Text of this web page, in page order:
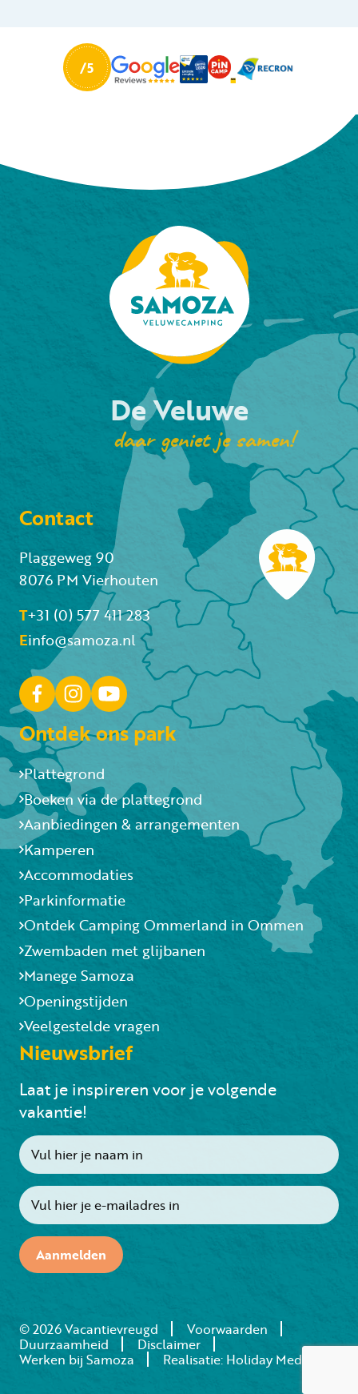
De Veluwe
daar geniet je samen!
Contact
Plaggeweg 90
8076 PM Vierhouten
T+31 (0) 577 411 283
Einfo@samoza.nl
Ontdek ons park
Plattegrond
Boeken via de plattegrond
Aanbiedingen & arrangementen
Kamperen
Accommodaties
Parkinformatie
Ontdek Camping Ommerland in Ommen
Zwembaden met glijbanen
Manege Samoza
Openingstijden
Veelgestelde vragen
Nieuwsbrief
Laat je inspireren voor je volgende
vakantie!
Aanmelden
© 2026 Vacantievreugd
Voorwaarden
Duurzaamheid
Disclaimer
Werken bij Samoza
Realisatie: Holiday Media